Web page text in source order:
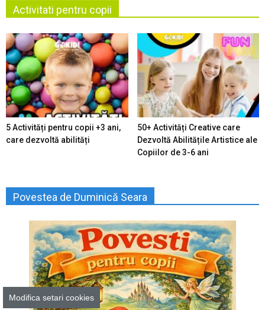
Activitati pentru copii
5 Activități pentru copii +3 ani,
care dezvoltă abilități
50+ Activități Creative care
Dezvoltă Abilitățile Artistice ale
Copiilor de 3-6 ani
Povestea de Duminică Seara
Modifica setari cookies